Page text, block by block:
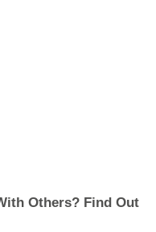
Others? Find Out